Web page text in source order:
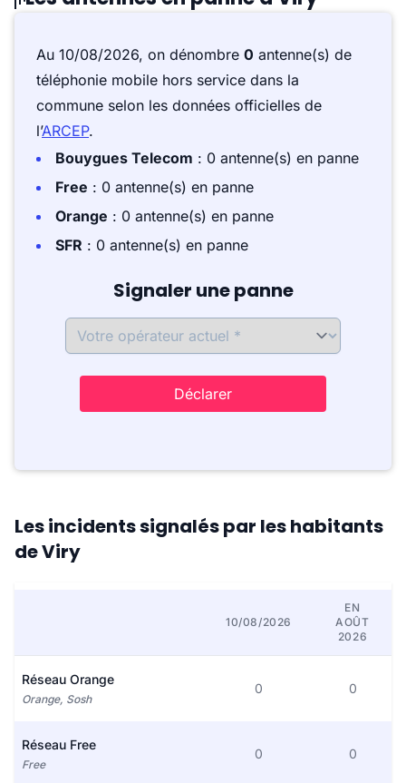
Au 10/08/2026, on dénombre 0 antenne(s) de
téléphonie mobile hors service dans la
commune selon les données officielles de
l’ARCEP.
Bouygues Telecom : 0 antenne(s) en panne
Free : 0 antenne(s) en panne
Orange : 0 antenne(s) en panne
SFR : 0 antenne(s) en panne
Signaler une panne
Déclarer
Les incidents signalés par les habitants
de Viry
10/08/2026
EN
AOÛT
2026
Réseau Orange
Orange, Sosh
0 0
Réseau Free
Free
0 0